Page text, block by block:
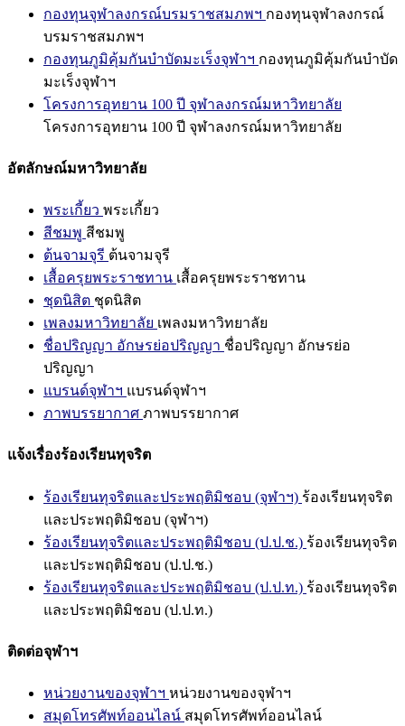
กองทุนจุฬาลงกรณ์บรมราชสมภพฯ กองทุนจุฬาลงกรณ์
บรมราชสมภพฯ
กองทุนภูมิคุ้มกันบำบัดมะเร็งจุฬาฯ กองทุนภูมิคุ้มกันบำบัด
มะเร็งจุฬาฯ
โครงการอุทยาน 100 ปี จุฬาลงกรณ์มหาวิทยาลัย
โครงการอุทยาน 100 ปี จุฬาลงกรณ์มหาวิทยาลัย
อัตลักษณ์มหาวิทยาลัย
พระเกี้ยว พระเกี้ยว
สีชมพู สีชมพู
ต้นจามจุรี ต้นจามจุรี
เสื้อครุยพระราชทาน เสื้อครุยพระราชทาน
ชุดนิสิต ชุดนิสิต
เพลงมหาวิทยาลัย เพลงมหาวิทยาลัย
ชื่อปริญญา อักษรย่อปริญญา ชื่อปริญญา อักษรย่อ
ปริญญา
แบรนด์จุฬาฯ แบรนด์จุฬาฯ
ภาพบรรยากาศ ภาพบรรยากาศ
แจ้งเรื่องร้องเรียนทุจริต
ร้องเรียนทุจริตและประพฤติมิชอบ (จุฬาฯ) ร้องเรียนทุจริต
และประพฤติมิชอบ (จุฬาฯ)
ร้องเรียนทุจริตและประพฤติมิชอบ (ป.ป.ช.) ร้องเรียนทุจริต
และประพฤติมิชอบ (ป.ป.ช.)
ร้องเรียนทุจริตและประพฤติมิชอบ (ป.ป.ท.) ร้องเรียนทุจริต
และประพฤติมิชอบ (ป.ป.ท.)
ติดต่อจุฬาฯ
หน่วยงานของจุฬาฯ หน่วยงานของจุฬาฯ
สมุดโทรศัพท์ออนไลน์ สมุดโทรศัพท์ออนไลน์